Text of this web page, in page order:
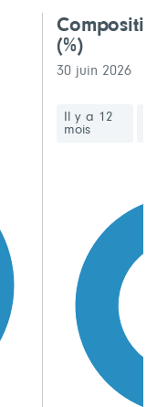
(%)
30 juin 2026
Il y a 12
mois